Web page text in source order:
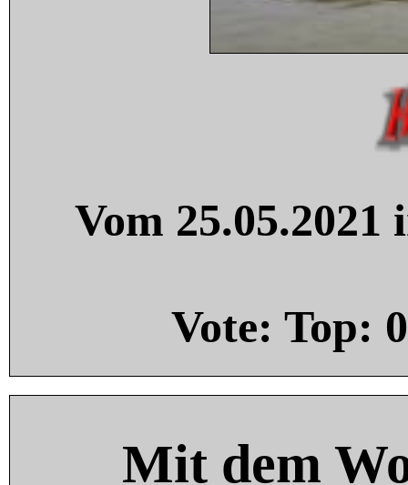
Vom
Vote: Top: 0
Mit dem